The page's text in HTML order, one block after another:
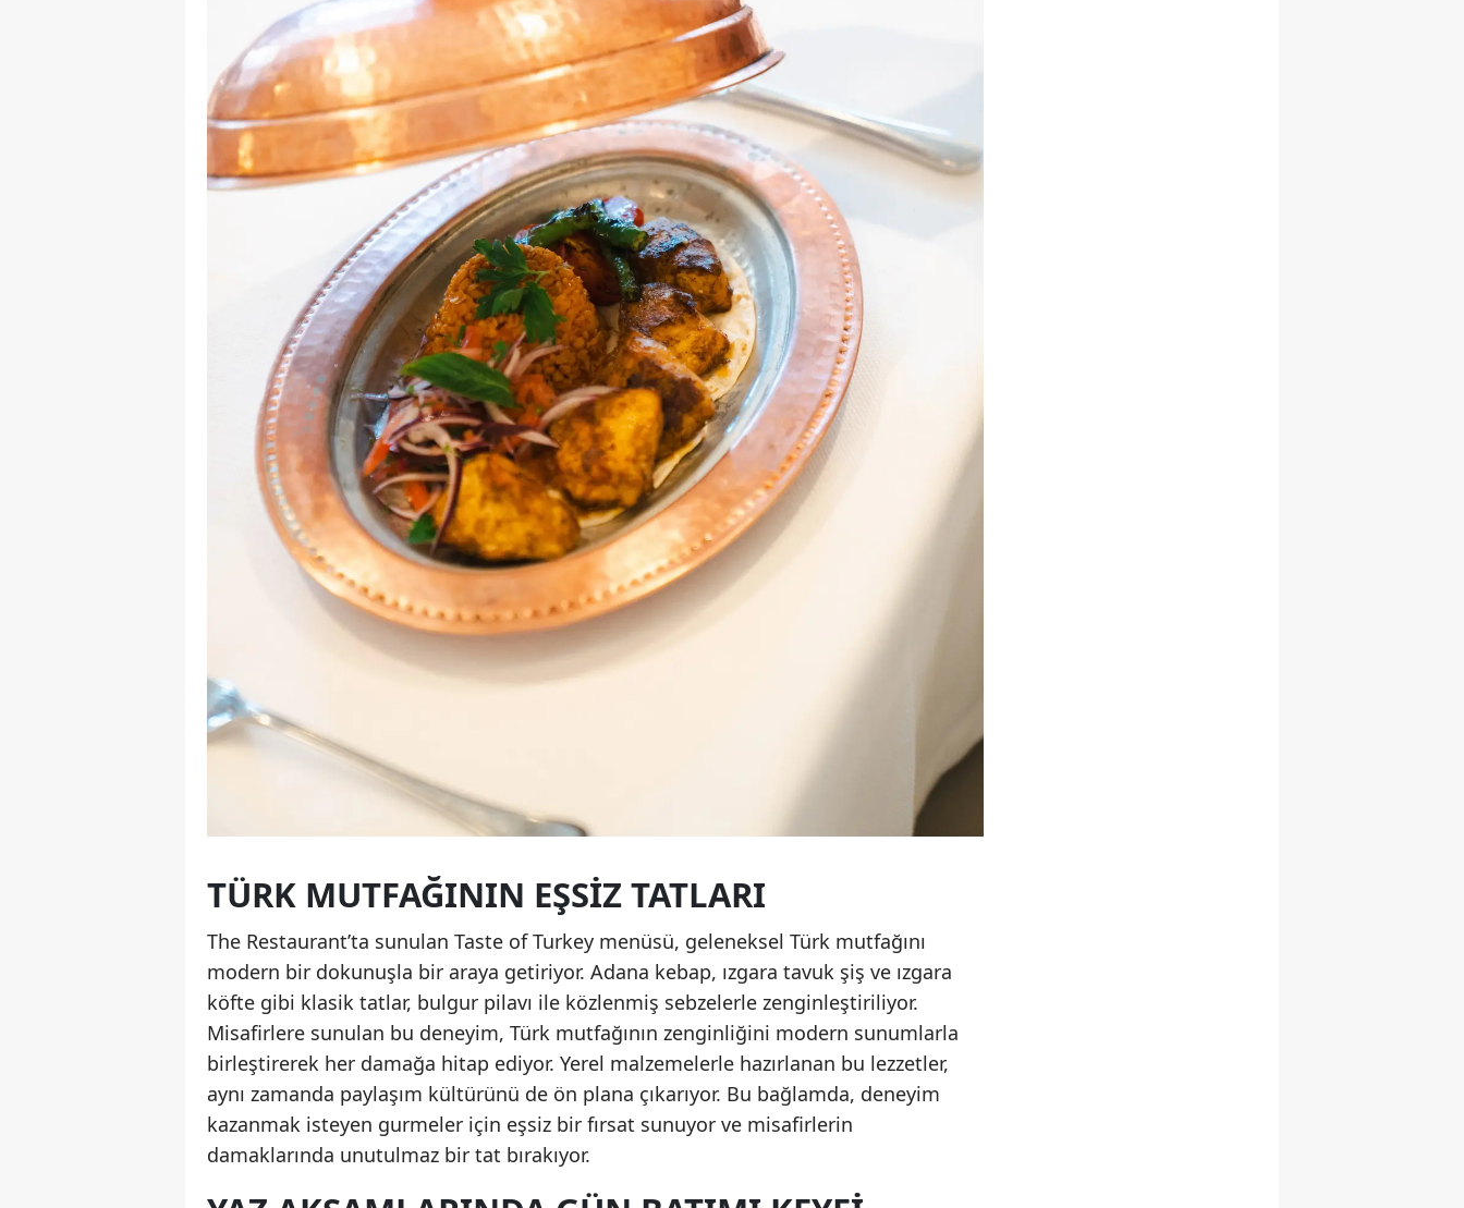
TÜRK MUTFAĞININ EŞSIZ TATLARI
The Restaurant’ta sunulan Taste of Turkey menüsü, geleneksel Türk mutfağını
modern bir dokunuşla bir araya getiriyor. Adana kebap, ızgara tavuk şiş ve ızgara
köfte gibi klasik tatlar, bulgur pilavı ile közlenmiş sebzelerle zenginleştiriliyor.
Misafirlere sunulan bu deneyim, Türk mutfağının zenginliğini modern sunumlarla
birleştirerek her damağa hitap ediyor. Yerel malzemelerle hazırlanan bu lezzetler,
aynı zamanda paylaşım kültürünü de ön plana çıkarıyor. Bu bağlamda, deneyim
kazanmak isteyen gurmeler için eşsiz bir fırsat sunuyor ve misafirlerin
damaklarında unutulmaz bir tat bırakıyor.